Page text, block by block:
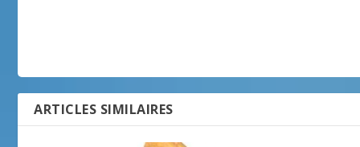
ARTICLES SIMILAIRES